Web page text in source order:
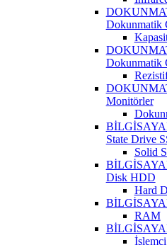
Dokunmatik
Dokunmatik
Monitörler
State Drive
Solid
Disk HDD
Hard
RAM
İşlemci